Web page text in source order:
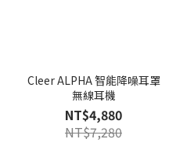
Cleer ALPHA 智能降噪耳罩
無線耳機
NT$4,880
NT$7,280